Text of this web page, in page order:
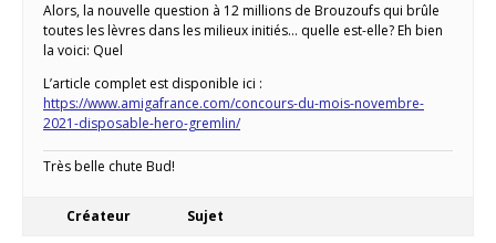
Alors, la nouvelle question à 12 millions de Brouzoufs qui brûle
toutes les lèvres dans les milieux initiés… quelle est-elle? Eh bien
la voici: Quel
L’article complet est disponible ici :
https://www.amigafrance.com/concours-du-mois-novembre-
2021-disposable-hero-gremlin/
Très belle chute Bud!
Créateur Sujet